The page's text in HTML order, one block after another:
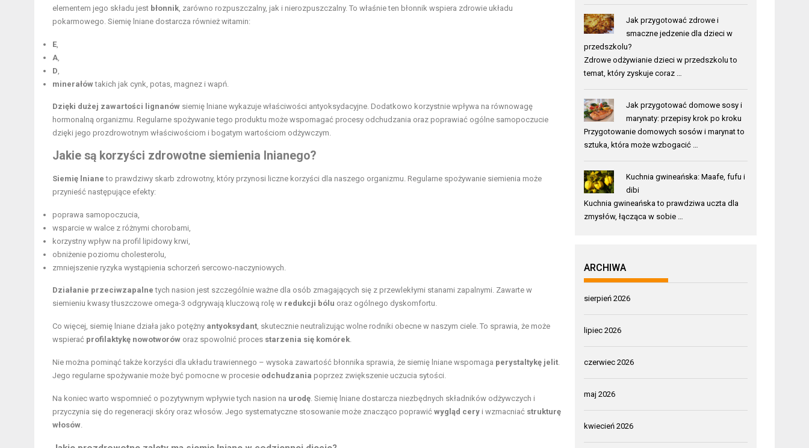
elementem jego składu jest błonnik , zarówno rozpuszczalny, jak i nierozpuszczalny. To właśnie ten błonnik wspiera zdrowie układu
pokarmowego. Siemię lniane dostarcza również witamin:
E
A
D
minerałówtakich jak cynk, potas, magnez i wapń.
Dzięki dużej zawartości lignanów siemię lniane wykazuje właściwości antyoksydacyjne. Dodatkowo korzystnie wpływa na równowagę
hormonalną organizmu. Regularne spożywanie tego produktu może wspomagać procesy odchudzania oraz poprawiać ogólne samopoczucie
dzięki jego prozdrowotnym właściwościom i bogatym wartościom odżywczym.
Jakie są korzyści zdrowotne siemienia lnianego?
Siemię lniane to prawdziwy skarb zdrowotny, który przynosi liczne korzyści dla naszego organizmu. Regularne spożywanie siemienia może
przynieść następujące efekty:
poprawa samopoczucia,
wsparcie w walce z różnymi chorobami,
korzystny wpływ na profil lipidowy krwi,
obniżenie poziomu cholesterolu,
zmniejszenie ryzyka wystąpienia schorzeń sercowo-naczyniowych.
Działanie przeciwzapalne tych nasion jest szczególnie ważne dla osób zmagających się z przewlekłymi stanami zapalnymi. Zawarte w
siemieniu kwasy tłuszczowe omega-3 odgrywają kluczową rolę w redukcji bólu oraz ogólnego dyskomfortu.
Co więcej, siemię lniane działa jako potężny antyoksydant , skutecznie neutralizując wolne rodniki obecne w naszym ciele. To sprawia, że może
wspierać profilaktykę nowotworów oraz spowolnić proces starzenia się komórek
Nie można pominąć także korzyści dla układu trawiennego – wysoka zawartość błonnika sprawia, że siemię lniane wspomaga perystaltykę jelit
Jego regularne spożywanie może być pomocne w procesie odchudzania poprzez zwiększenie uczucia sytości.
Na koniec warto wspomnieć o pozytywnym wpływie tych nasion na urodę . Siemię lniane dostarcza niezbędnych składników odżywczych i
przyczynia się do regeneracji skóry oraz włosów. Jego systematyczne stosowanie może znacząco poprawić wygląd cery i wzmacniać strukturę
włosów
Jak przygotować zdrowe i
smaczne jedzenie dla dzieci w
przedszkolu?
Zdrowe odżywianie dzieci w przedszkolu to
temat, który zyskuje coraz …
Jak przygotować domowe sosy i
marynaty: przepisy krok po kroku
Przygotowanie domowych sosów i marynat to
sztuka, która może wzbogacić …
Kuchnia gwineańska: Maafe, fufu i
dibi
Kuchnia gwineańska to prawdziwa uczta dla
zmysłów, łącząca w sobie …
ARCHIWA
sierpień 2026
lipiec 2026
czerwiec 2026
maj 2026
kwiecień 2026